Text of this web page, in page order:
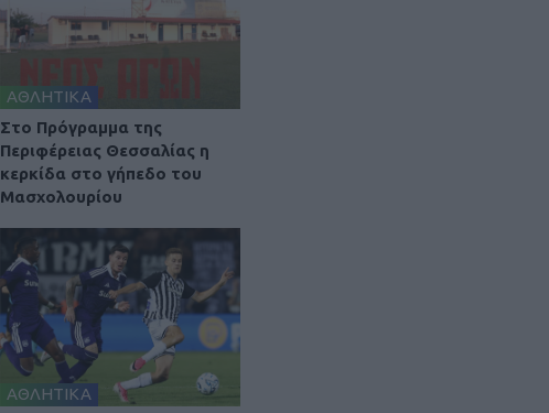
ΑΘΛΗΤΙΚΑ
Στο Πρόγραμμα της
Περιφέρειας Θεσσαλίας η
κερκίδα στο γήπεδο του
Μασχολουρίου
ΑΘΛΗΤΙΚΑ